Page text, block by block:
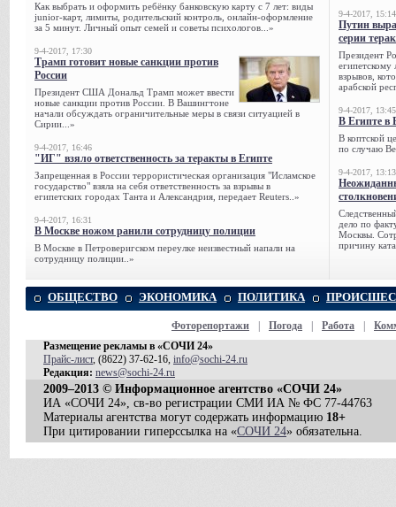
Как выбрать и оформить ребёнку банковскую карту с 7 лет: виды
junior-карт, лимиты, родительский контроль, онлайн-оформление
за 5 минут. Личный опыт семей и советы психологов...»
9-4-2017, 17:30
Трамп готовит новые санкции против
России
Президент США Дональд Трамп может ввести
новые санкции против России. В Вашингтоне
начали обсуждать ограничительные меры в связи ситуацией в
Сирии...»
9-4-2017, 16:46
"ИГ" взяло ответственность за теракты в Египте
Запрещенная в России террористическая организация "Исламское
государство" взяла на себя ответственность за взрывы в
египетских городах Танта и Александрия, передает Reuters..»
9-4-2017, 16:31
В Москве ножом ранили сотрудницу полиции
В Москве в Петроверигском переулке неизвестный напали на
сотрудницу полиции..»
9-4-2017, 15:14
Путин
серии
Президент
египетскому
взрывов,
арабской
9-4-2017, 13:45
В Египте в
В коптской
по случаю
9-4-2017, 13:13
дело по
Москвы.
причину
ОБЩЕСТВО ЭКОНОМИКА ПОЛИТИКА
Фоторепортажи Погода Работа
Размещение рекламы в «СОЧИ 24»
Прайс-лист, (8622) 37-62-16, info@sochi-24.ru
Редакция: news@sochi-24.ru
2009–2013 © Информационное агентство «СОЧИ 24»
ИА «СОЧИ 24», св-во регистрации СМИ ИА № ФС 77-44763
Материалы агентства могут содержать информацию 18+
При цитировании гиперссылка на «СОЧИ 24» обязательна.